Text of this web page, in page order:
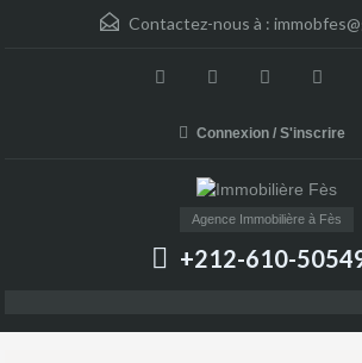
Contactez-nous à :
Connexion / S'inscrire
Agence Immobilière à Fès
+212-610-